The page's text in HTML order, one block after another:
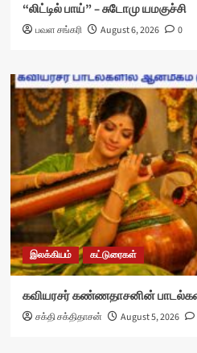
“லிட்டில் பாய்” – சுடோமு யமகுச்சி
பவள சங்கரி August 6, 2026 0
இலக்கியம் கட்டுரைகள்
கவியரசர் கண்ணதாசனின்
சக்தி சக்திதாசன் August 5, 2026